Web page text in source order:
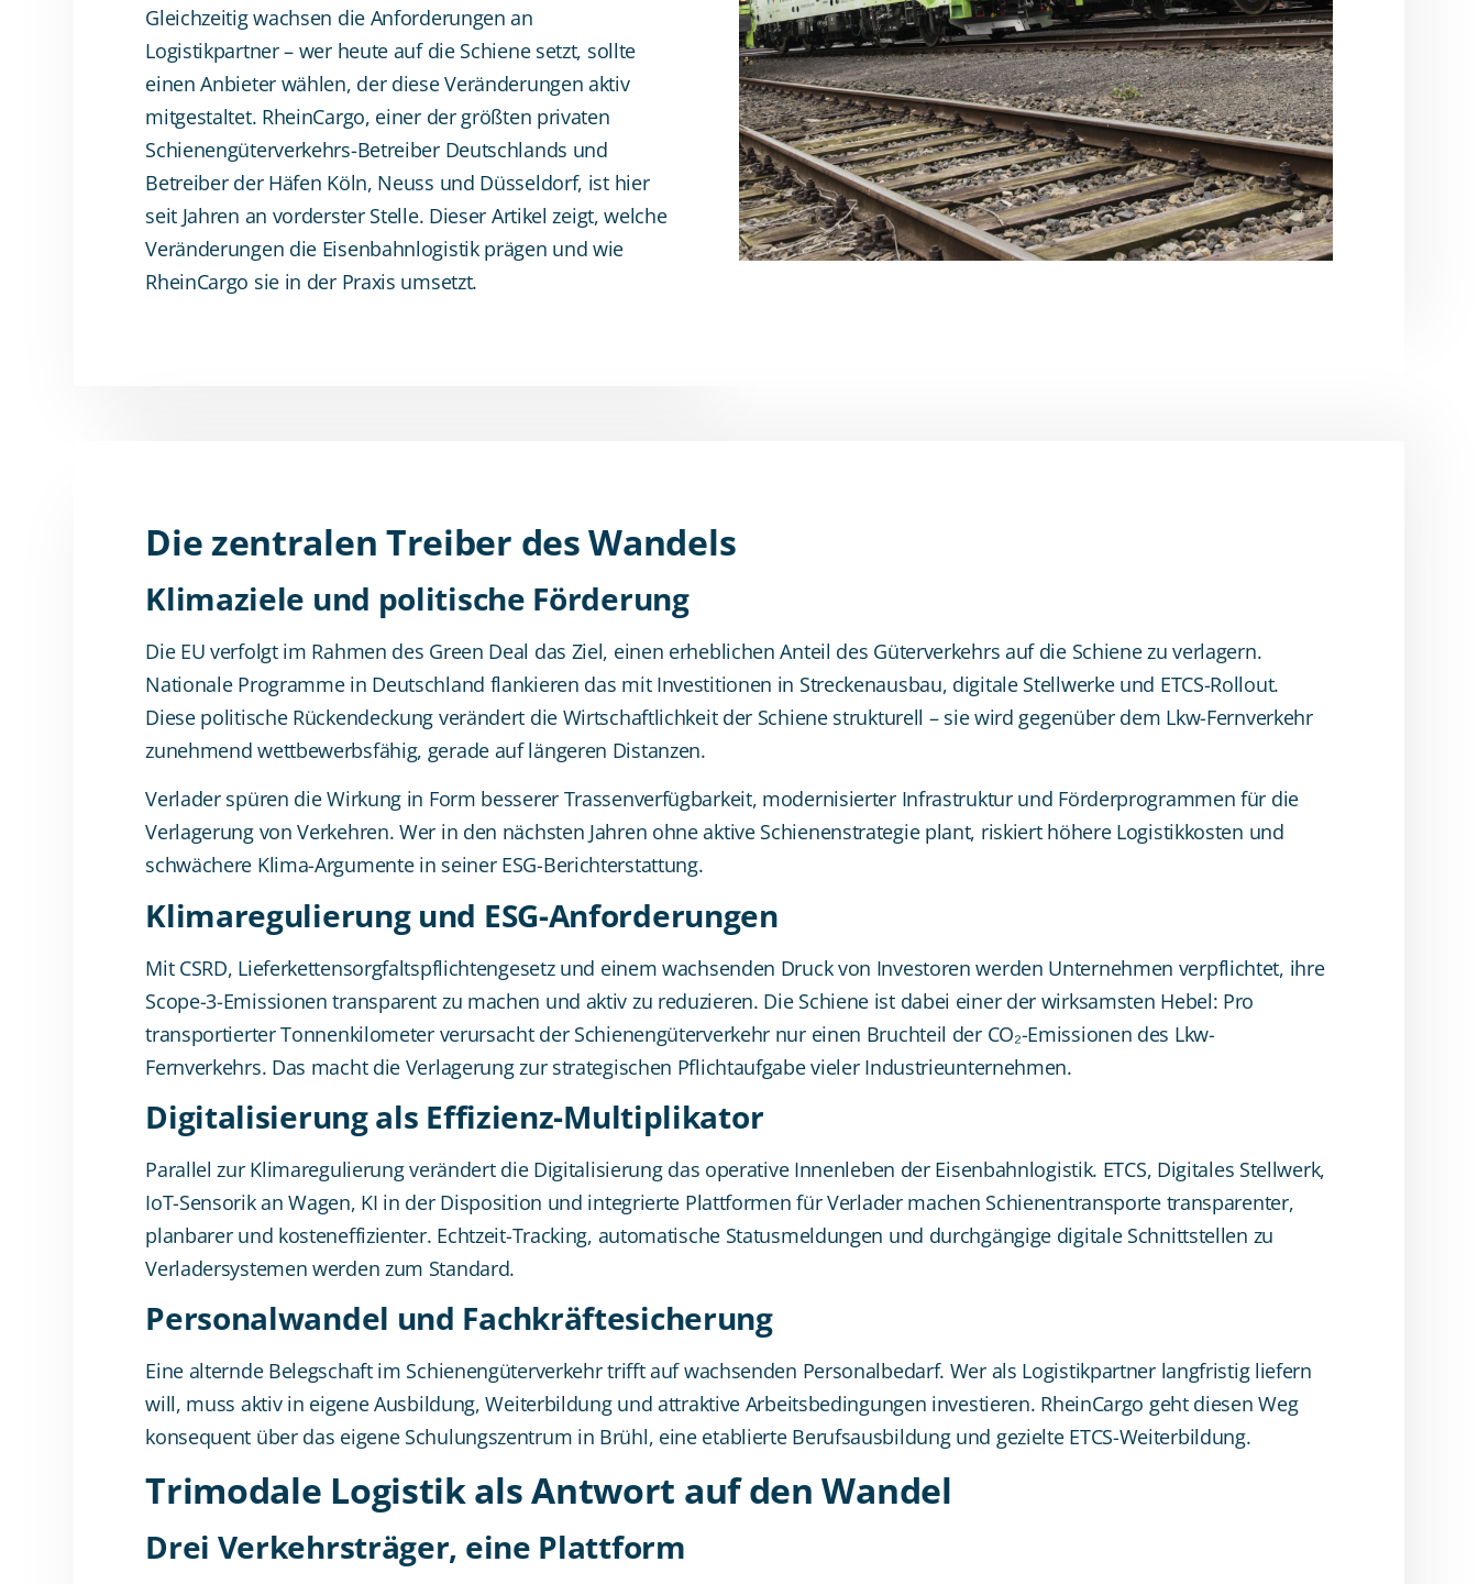
Gleichzeitig wachsen die Anforderungen an
Logistikpartner – wer heute auf die Schiene setzt, sollte
einen Anbieter wählen, der diese Veränderungen aktiv
mitgestaltet. RheinCargo, einer der größten privaten
Schienengüterverkehrs-Betreiber Deutschlands und
Betreiber der Häfen Köln, Neuss und Düsseldorf, ist hier
seit Jahren an vorderster Stelle. Dieser Artikel zeigt, welche
Veränderungen die Eisenbahnlogistik prägen und wie
RheinCargo sie in der Praxis umsetzt.
Die zentralen Treiber des Wandels
Klimaziele und politische Förderung
Die EU verfolgt im Rahmen des Green Deal das Ziel, einen erheblichen Anteil des Güterverkehrs auf die Schiene zu verlagern.
Nationale Programme in Deutschland flankieren das mit Investitionen in Streckenausbau, digitale Stellwerke und ETCS-Rollout.
Diese politische Rückendeckung verändert die Wirtschaftlichkeit der Schiene strukturell – sie wird gegenüber dem Lkw-Fernverkehr
zunehmend wettbewerbsfähig, gerade auf längeren Distanzen.
Verlader spüren die Wirkung in Form besserer Trassenverfügbarkeit, modernisierter Infrastruktur und Förderprogrammen für die
Verlagerung von Verkehren. Wer in den nächsten Jahren ohne aktive Schienenstrategie plant, riskiert höhere Logistikkosten und
schwächere Klima-Argumente in seiner ESG-Berichterstattung.
Klimaregulierung und ESG-Anforderungen
Mit CSRD, Lieferkettensorgfaltspflichtengesetz und einem wachsenden Druck von Investoren werden Unternehmen verpflichtet, ihre
Scope-3-Emissionen transparent zu machen und aktiv zu reduzieren. Die Schiene ist dabei einer der wirksamsten Hebel: Pro
transportierter Tonnenkilometer verursacht der Schienengüterverkehr nur einen Bruchteil der CO₂-Emissionen des Lkw-
Fernverkehrs. Das macht die Verlagerung zur strategischen Pflichtaufgabe vieler Industrieunternehmen.
Digitalisierung als Effizienz-Multiplikator
Parallel zur Klimaregulierung verändert die Digitalisierung das operative Innenleben der Eisenbahnlogistik. ETCS, Digitales Stellwerk,
IoT-Sensorik an Wagen, KI in der Disposition und integrierte Plattformen für Verlader machen Schienentransporte transparenter,
planbarer und kosteneffizienter. Echtzeit-Tracking, automatische Statusmeldungen und durchgängige digitale Schnittstellen zu
Verladersystemen werden zum Standard.
Personalwandel und Fachkräftesicherung
Eine alternde Belegschaft im Schienengüterverkehr trifft auf wachsenden Personalbedarf. Wer als Logistikpartner langfristig liefern
will, muss aktiv in eigene Ausbildung, Weiterbildung und attraktive Arbeitsbedingungen investieren. RheinCargo geht diesen Weg
konsequent über das eigene Schulungszentrum in Brühl, eine etablierte Berufsausbildung und gezielte ETCS-Weiterbildung.
Trimodale Logistik als Antwort auf den Wandel
Drei Verkehrsträger, eine Plattform